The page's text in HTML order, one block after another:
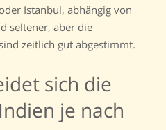
Istanbul, abhängig von
seltener, aber die
zeitlich gut abgestimmt.
sich die
je nach